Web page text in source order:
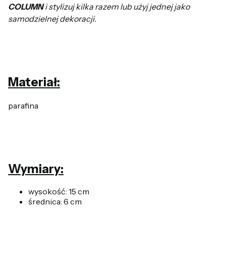
COLUMNi stylizuj kilka razem lub użyj jednej jako
samodzielnej dekoracji.
Materiał:
parafina
Wymiary:
wysokość: 15 cm
średnica: 6 cm